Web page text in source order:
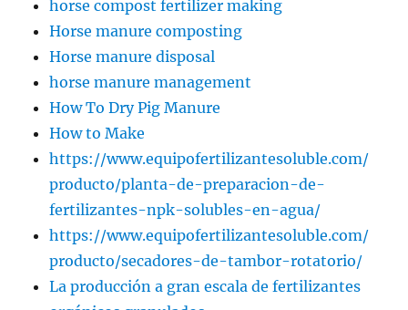
horse compost fertilizer making
Horse manure composting
Horse manure disposal
horse manure management
How To Dry Pig Manure
How to Make
https://www.equipofertilizantesoluble.com/
producto/planta-de-preparacion-de-
fertilizantes-npk-solubles-en-agua/
https://www.equipofertilizantesoluble.com/
producto/secadores-de-tambor-rotatorio/
La producción a gran escala de fertilizantes